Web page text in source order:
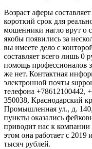
Возраст аферы
короткий срок для
мошенники нагло врут о
якобы появились за
вы имеете дело с
составляет всего лишь 0
помощь профессионалов
же нет. Контактная
электронной почты
телефона +78612100442,
350038, Краснодарский
Промышленная ул., д.
пункты оказались
приводит нас к
этом она работает с 2019
тысяч рублей.